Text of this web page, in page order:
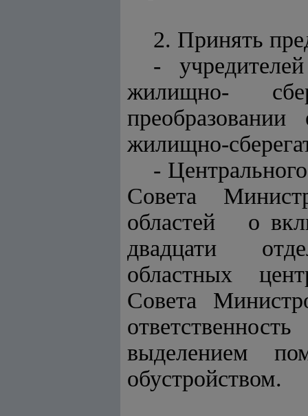
2. Принять
-
жилищно-
жилищно-
-
Совета
областей о
двадцати
областных
Совета
выделением
обустройством.